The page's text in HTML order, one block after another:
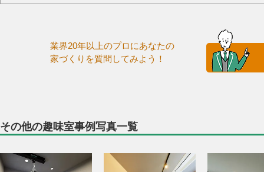
業界20年以上のプロにあなたの
家づくりを質問してみよう！
その他の趣味室事例写真一覧